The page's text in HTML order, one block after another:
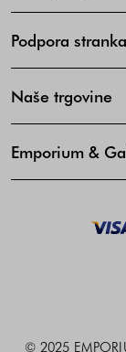
Podpora
Naše trgovine
Emporium &
© 2025